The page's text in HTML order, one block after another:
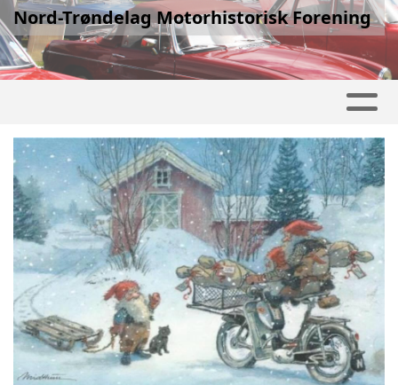
Nord-Trøndelag Motorhistorisk Forening